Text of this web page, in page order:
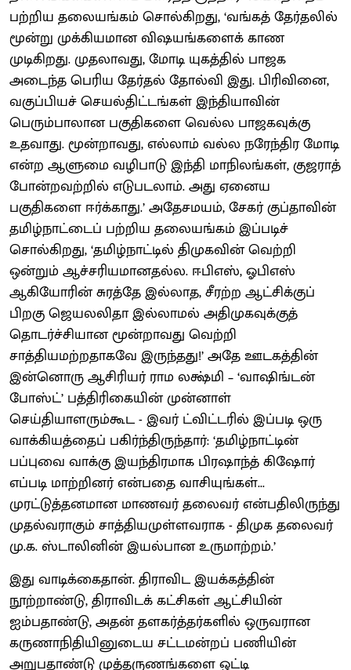
பற்றிய தலையங்கம் சொல்கிறது, ‘வங்கத் தேர்தலில்
மூன்று முக்கியமான விஷயங்களைக் காண
முடிகிறது. முதலாவது, மோடி யுகத்தில் பாஜக
அடைந்த பெரிய தேர்தல் தோல்வி இது. பிரிவினை,
வகுப்பியச் செயல்திட்டங்கள் இந்தியாவின்
பெரும்பாலான பகுதிகளை வெல்ல பாஜகவுக்கு
உதவாது. மூன்றாவது, எல்லாம் வல்ல நரேந்திர மோடி
என்ற ஆளுமை வழிபாடு இந்தி மாநிலங்கள், குஜராத்
போன்றவற்றில் எடுபடலாம். அது ஏனைய
பகுதிகளை ஈர்க்காது.’ அதேசமயம், சேகர் குப்தாவின்
தமிழ்நாட்டைப் பற்றிய தலையங்கம் இப்படிச்
சொல்கிறது, ‘தமிழ்நாட்டில் திமுகவின் வெற்றி
ஒன்றும் ஆச்சரியமானதல்ல. ஈபிஎஸ், ஓபிஎஸ்
ஆகியோரின் சுரத்தே இல்லாத, சீரற்ற ஆட்சிக்குப்
பிறகு ஜெயலலிதா இல்லாமல் அதிமுகவுக்குத்
தொடர்ச்சியான மூன்றாவது வெற்றி
சாத்தியமற்றதாகவே இருந்தது!’ அதே ஊடகத்தின்
இன்னொரு ஆசிரியர் ராம லக்ஷ்மி – ‘வாஷிங்டன்
போஸ்ட்’ பத்திரிகையின் முன்னாள்
செய்தியாளரும்கூட - இவர் ட்விட்டரில் இப்படி ஒரு
வாக்கியத்தைப் பகிர்ந்திருந்தார்: ‘தமிழ்நாட்டின்
பப்புவை வாக்கு இயந்திரமாக பிரஷாந்த் கிஷோர்
எப்படி மாற்றினர் என்பதை வாசியுங்கள்...
முரட்டுத்தனமான மாணவர் தலைவர் என்பதிலிருந்து
முதல்வராகும் சாத்தியமுள்ளவராக - திமுக தலைவர்
மு.க. ஸ்டாலினின் இயல்பான உருமாற்றம்.’
இது வாடிக்கைதான். திராவிட இயக்கத்தின்
நூற்றாண்டு, திராவிடக் கட்சிகள் ஆட்சியின்
ஐம்பதாண்டு, அதன் தளகர்த்தர்களில் ஒருவரான
கருணாநிதியினுடைய சட்டமன்றப் பணியின்
அறுபதாண்டு முத்தருணங்களை ஒட்டி